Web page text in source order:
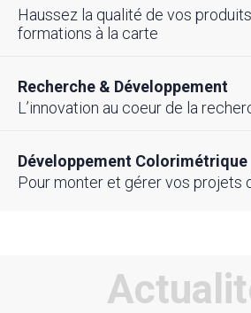
Haussez la qualité de vos
formations à la carte
Recherche & Développement
L’innovation au coeur de la
Développement Colorimétrique
Pour monter et gérer vos projets